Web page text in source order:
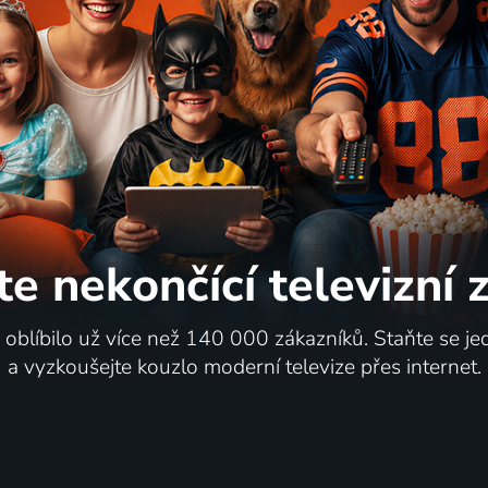
Tori a Lokita
2022 | Belgie, Francie | Drama
62
nekončící televizní
oblíbilo už více než 140 000 zákazníků. Staňte se
a vyzkoušejte kouzlo moderní televize přes internet.